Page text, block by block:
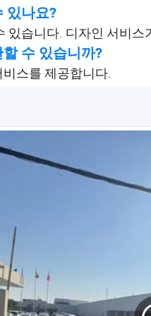
있나요?
있습니다. 디자인 서비
수 있습니까?
비스를 제공합니다.